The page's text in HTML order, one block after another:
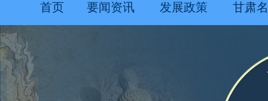
首页 要闻资讯 发展政策 甘肃